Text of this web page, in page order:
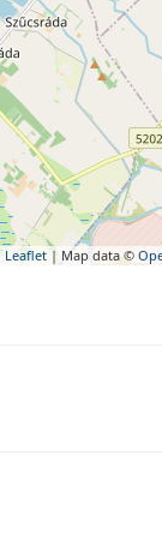
Leaflet| Map data ©